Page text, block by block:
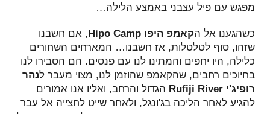
מפגש עם פיל עצבני באמצע הלילה…
כשהגענו אל הקאמפ היפו Hipo Camp
, אם חשבנו
שזהו, סוף לטלטלות, אז חשבנו… המארחים השחורים
כלילה, היו יחפים והמתינו לנו עם פנסים. הם הסבירו לנו
בחיוכים רחבים, שהקאמפ שהוזמן לנו, מצוי מעבר לנהר
רופיג'י Rufiji River הגדול והרחב, ואליו אנו אמורים
להגיע לאחר הליכה בג'ונגל, ולאחר שייט לחצייה אל עבר